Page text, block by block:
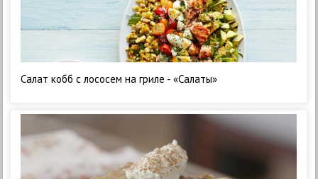
Салат кобб с лососем на гриле - «Салаты»